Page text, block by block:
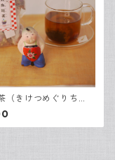
（きけつめぐりち